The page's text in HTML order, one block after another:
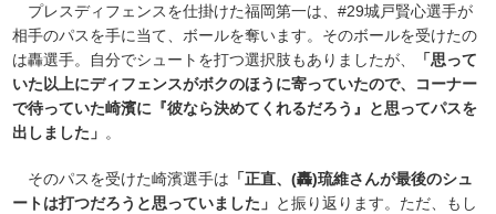
プレスディフェンスを仕掛けた福岡第一は、#29城戸賢心選手が
相手のパスを手に当て、ボールを奪います。そのボールを受けたの
は轟選手。自分でシュートを打つ選択肢もありましたが、
「思って
いた以上にディフェンスがボクのほうに寄っていたので、コーナー
で待っていた崎濱に『彼なら決めてくれるだろう』と思ってパスを
出しました」 。
そのパスを受けた崎濱選手は 「正直、(轟)琉維さんが最後のシュ
ートは打つだろうと思っていました」 と振り返ります。ただ、もし